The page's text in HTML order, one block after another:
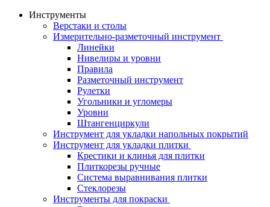
Инструменты
Верстаки и столы
Измерительно-разметочный инструмент
Линейки
Нивелиры и уровни
Правила
Разметочный инструмент
Рулетки
Угольники и угломеры
Уровни
Штангенциркули
Инструмент для укладки напольных покрытий
Инструмент для укладки плитки
Крестики и клинья для плитки
Плиткорезы ручные
Система выравнивания плитки
Стеклорезы
Инструменты для покраски